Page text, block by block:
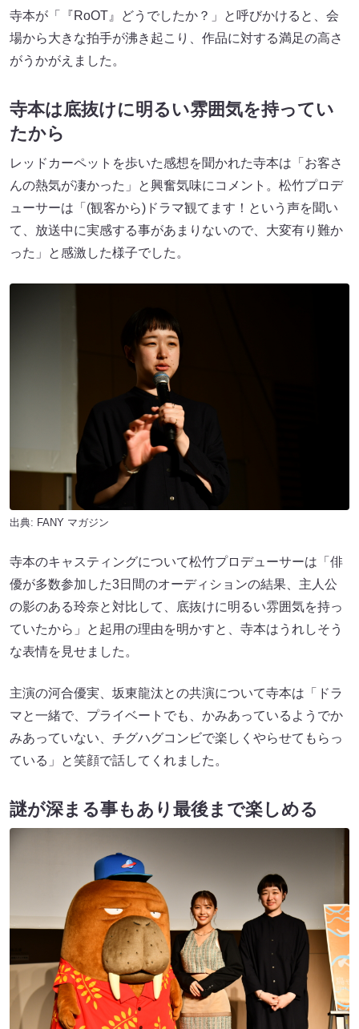
寺本が「『RoOT』どうでしたか？」と呼びかけると、会
場から大きな拍手が沸き起こり、作品に対する満足の高さ
がうかがえました。
寺本は底抜けに明るい雰囲気を持ってい
たから
レッドカーペットを歩いた感想を聞かれた寺本は「お客さ
んの熱気が凄かった」と興奮気味にコメント。松竹プロデ
ューサーは「(観客から)ドラマ観てます！という声を聞い
て、放送中に実感する事があまりないので、大変有り難か
った」と感激した様子でした。
出典: FANY マガジン
寺本のキャスティングについて松竹プロデューサーは「俳
優が多数参加した3日間のオーディションの結果、主人公
の影のある玲奈と対比して、底抜けに明るい雰囲気を持っ
ていたから」と起用の理由を明かすと、寺本はうれしそう
な表情を見せました。
主演の河合優実、坂東龍汰との共演について寺本は「ドラ
マと一緒で、プライベートでも、かみあっているようでか
みあっていない、チグハグコンビで楽しくやらせてもらっ
ている」と笑顔で話してくれました。
謎が深まる事もあり最後まで楽しめる